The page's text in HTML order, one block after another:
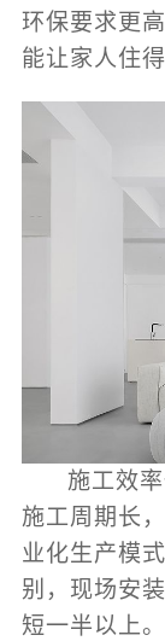
环保要求更
能让家人住得
施工效
施工周期长
业化生产模
别，现场安
短一半以上